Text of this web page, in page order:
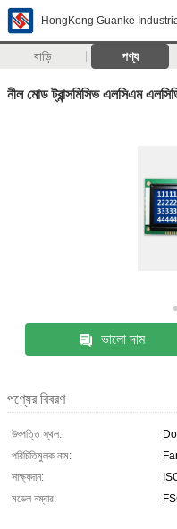
HongKong Guanke
বাড়ি পণ্য
নীল মোড ট্রান্সমিসিভ এলসিএম
ভালো দাম
পণ্যের বিবরণ
উৎপত্তি স্থল:
পরিচিতিমুলক নাম:
সাক্ষ্যদান:
মডেল নম্বার: